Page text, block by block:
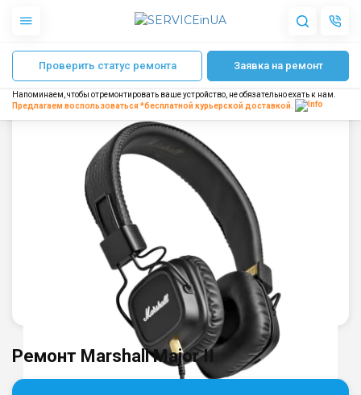
Apple
Гаджеты
Акустика
Доставка и оплата
Интернет-магазин
Запчасти для смартфонов
Проверить статус ремонта Заявка на ремонт
Напоминаем, чтобы отремонтировать ваше устройство, не обязательно ехать к нам.
Предлагаем воспользоваться *бесплатнойкурьерской доставкой.
Главная Ремонт наушников Marshall Ремонт Marshall Major II
Ремонт Marshall Major II